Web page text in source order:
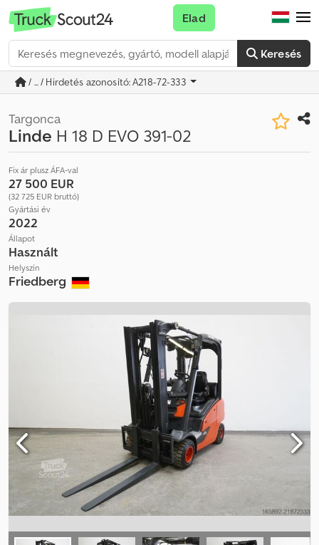
Keresés
Elad
/ ... / Hirdetés azonosító: A218-72-333
Targonca
Linde H 18 D EVO 391-02
Fix ár plusz ÁFA-val
27 500 EUR
(32 725 EUR bruttó)
Gyártási év
2022
Állapot
Használt
Helyszín
Friedberg